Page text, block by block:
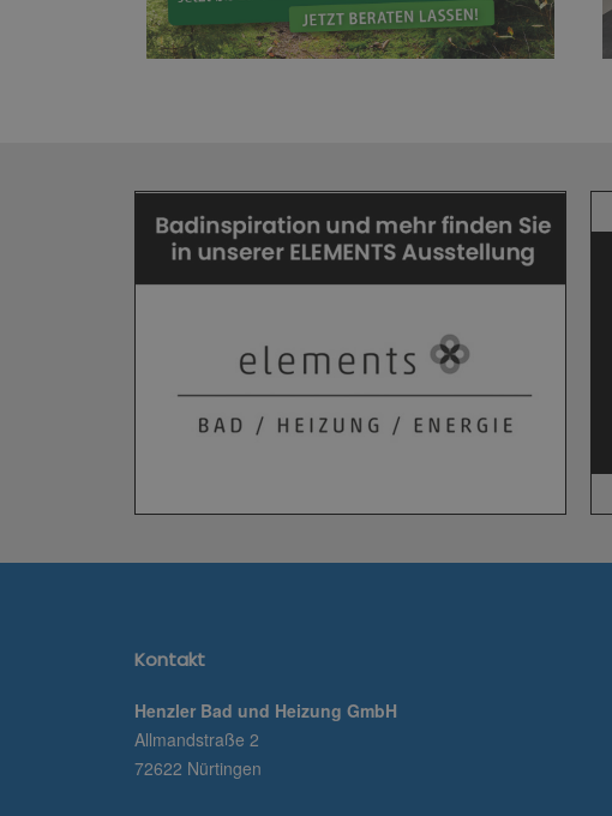
Kontakt
Henzler Bad und Heizung GmbH
Allmandstraße 2
72622 Nürtingen